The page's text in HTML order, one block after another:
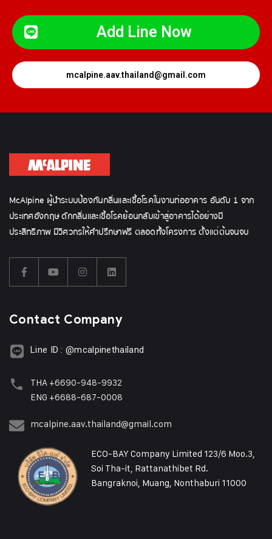
Add Line Now
mcalpine.aav.thailand@gmail.com
McAlpine ผู้นำระบบป้องกันกลิ่นและเชื้อโรคในงานท่ออาคาร อันดับ 1 จาก
ประเทศอังกฤษ ดักกลิ่นและเชื้อโรคย้อนกลับเข้าสู่อาคารได้อย่างมี
ประสิทธิภาพ มีวิศวกรให้คำปรึกษาฟรี ตลอดทั้งโครงการ ตั้งแต่ต้นจนจบ
Contact Company
Line ID : @mcalpinethailand
THA +6690-948-9932
ENG +6688-687-0008
mcalpine.aav.thailand@gmail.com
ECO-BAY Company Limited 123/6 Moo.3,
Soi Tha-it, Rattanathibet Rd.
Bangraknoi, Muang, Nonthaburi 11000